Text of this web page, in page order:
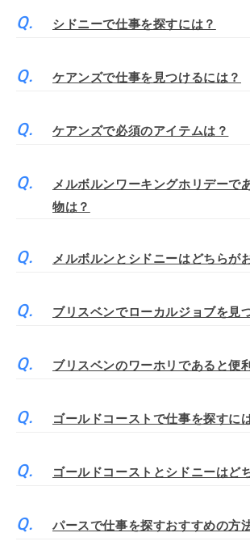
シドニーで仕事を探すには？
ケアンズで仕事を見つけるには？
ケアンズで必須のアイテムは？
メルボルンワーキングホリデーで
物は？
メルボルンとシドニーはどちらが
ブリスベンでローカルジョブを見
ブリスベンのワーホリであると便
ゴールドコーストで仕事を探すに
ゴールドコーストとシドニーはど
パースで仕事を探すおすすめの方